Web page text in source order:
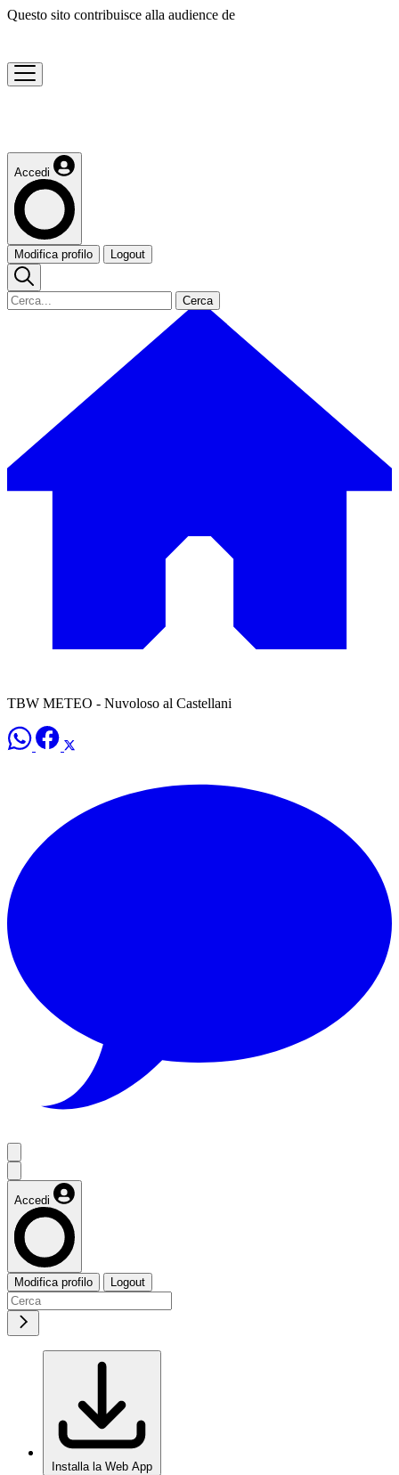
Questo sito contribuisce alla audience de
Accedi
Modifica profilo Logout
Cerca
TBW METEO - Nuvoloso al Castellani
Accedi
Modifica profilo Logout
Installa la Web App